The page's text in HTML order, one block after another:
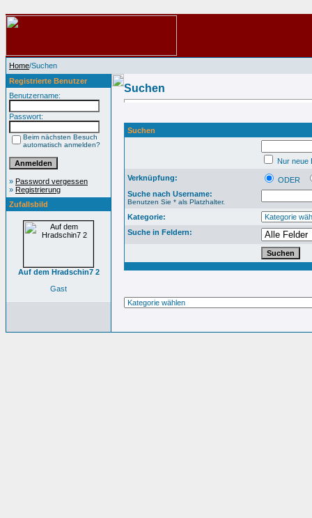
Home/Suchen
Registrierte Benutzer
Benutzername:
Passwort:
Beim nächsten Besuch
automatisch anmelden?
» Password vergessen
» Registrierung
Zufallsbild
Auf dem Hradschin7 2
Gast
Suchen
Suchen
Nur neue
Verknüpfung:
ODER
Suche nach Username:
Benutzen Sie * als Platzhalter.
Kategorie:
Suche in Feldern: